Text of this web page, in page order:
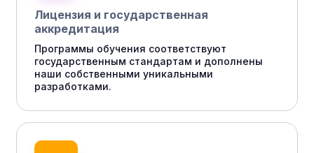
Лицензия и государственная
аккредитация
Программы обучения соответствуют
государственным стандартам и дополнены
наши собственными уникальными
разработками.